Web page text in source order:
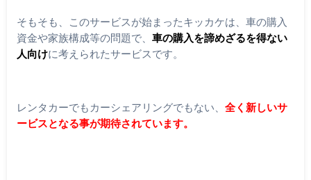
そもそも、このサービスが始まったキッカケは、車の購入
資金や家族構成等の問題で、 車の購入を諦めざるを得ない
人向けに考えられたサービスです。
レンタカーでもカーシェアリングでもない、 全く新しいサ
ービスとなる事が期待されています。